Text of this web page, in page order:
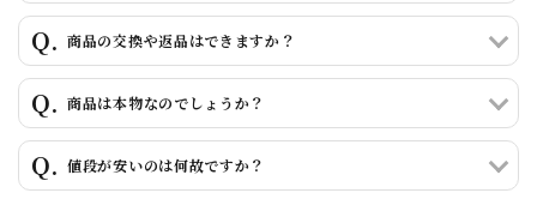
商品の交換や返品はできますか？
商品は本物なのでしょうか？
値段が安いのは何故ですか？